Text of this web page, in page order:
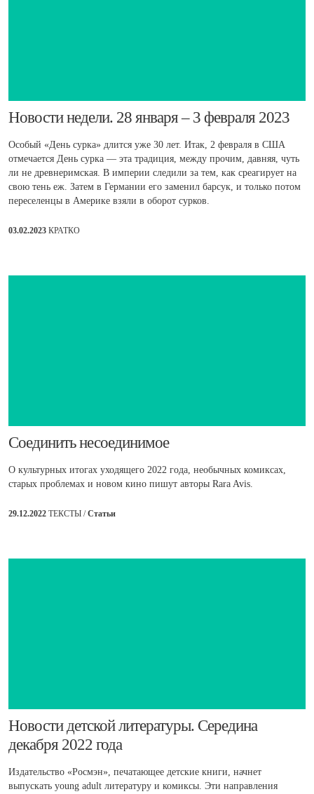
​Новости недели. 28 января – 3 февраля 2023
Особый «День сурка» длится уже 30 лет. Итак, 2 февраля в США
отмечается День сурка — эта традиция, между прочим, давняя, чуть
ли не древнеримская. В империи следили за тем, как среагирует на
свою тень еж. Затем в Германии его заменил барсук, и только потом
переселенцы в Америке взяли в оборот сурков.
03.02.2023 КРАТКО
Соединить несоединимое
О культурных итогах уходящего 2022 года, необычных комиксах,
старых проблемах и новом кино пишут авторы Rara Avis.
29.12.2022 ТЕКСТЫ /Статьи
​Новости детской литературы. Середина
декабря 2022 года
Издательство «Росмэн», печатающее детские книги, начнет
выпускать young adult литературу и комиксы. Эти направления